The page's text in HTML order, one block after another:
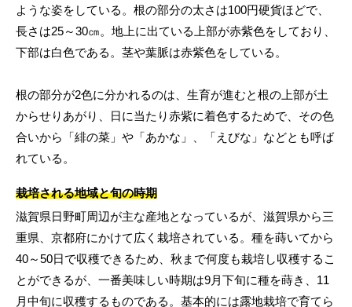
ような姿をしている。根の部分の太さは100円硬貨ほどで、
長さは25～30㎝。地上に出ている上部が赤紫色をしており、
下部は白色である。茎や葉脈は赤紫色をしている。
根の部分が2色に分かれるのは、生育が進むと根の上部が土
からせりあがり、日に当たり赤紫に着色するためで、その色
合いから「緋の菜」や「あかな」、「えびな」などとも呼ば
れている。
栽培される地域と旬の時期
滋賀県日野町周辺が主な産地となっているが、滋賀県から三
重県、京都府にかけて広く栽培されている。種を蒔いてから
40～50日で収穫できるため、秋まで何度も栽培し収穫するこ
とができるが、一番美味しい時期は9月下旬に種を蒔き、11
月中旬に収穫するものである。基本的には露地栽培で育てら